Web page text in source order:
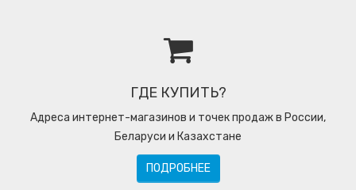
ГДЕ КУПИТЬ?
Адреса интернет-магазинов и точек продаж в России,
Беларуси и Казахстане
ПОДРОБНЕЕ